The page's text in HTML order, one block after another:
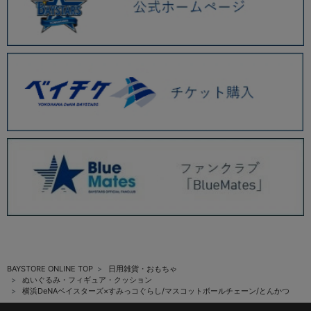
BAYSTORE ONLINE TOP
日用雑貨・おもちゃ
ぬいぐるみ・フィギュア・クッション
横浜DeNAベイスターズ×すみっコぐらし/マスコットボールチェーン/とんかつ